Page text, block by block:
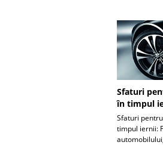
Sfaturi
în timpul
Sfaturi
timpul iernii: